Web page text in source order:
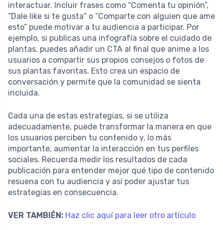
interactuar. Incluir frases como “Comenta tu opinión”,
“Dale like si te gusta” o “Comparte con alguien que ame
esto” puede motivar a tu audiencia a participar. Por
ejemplo, si publicas una infografía sobre el cuidado de
plantas, puedes añadir un CTA al final que anime a los
usuarios a compartir sus propios consejos o fotos de
sus plantas favoritas. Esto crea un espacio de
conversación y permite que la comunidad se sienta
incluida.
Cada una de estas estrategias, si se utiliza
adecuadamente, puede transformar la manera en que
los usuarios perciben tu contenido y, lo más
importante, aumentar la interacción en tus perfiles
sociales. Recuerda medir los resultados de cada
publicación para entender mejor qué tipo de contenido
resuena con tu audiencia y así poder ajustar tus
estrategias en consecuencia.
VER TAMBIÉN: Haz clic aquí para leer otro artículo